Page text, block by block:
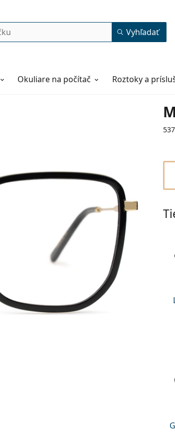
Vyhľadať
Okuliare na počítač Roztoky a
stranice